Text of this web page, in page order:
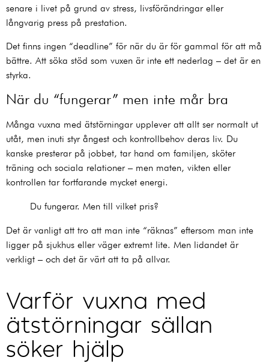
senare i livet på grund av stress, livsförändringar eller
långvarig press på prestation.
Det finns ingen “deadline” för när du är för gammal för att må
bättre. Att söka stöd som vuxen är inte ett nederlag – det är en
styrka.
När du “fungerar” men inte mår bra
Många vuxna med ätstörningar upplever att allt ser normalt ut
utåt, men inuti styr ångest och kontrollbehov deras liv. Du
kanske presterar på jobbet, tar hand om familjen, sköter
träning och sociala relationer – men maten, vikten eller
kontrollen tar fortfarande mycket energi.
Du fungerar. Men till vilket pris?
Det är vanligt att tro att man inte “räknas” eftersom man inte
ligger på sjukhus eller väger extremt lite. Men lidandet är
verkligt – och det är värt att ta på allvar.
Varför vuxna med
ätstörningar sällan
söker hjälp